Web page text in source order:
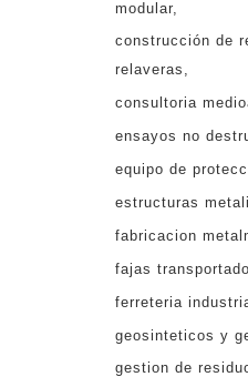
modular
construcción de
relaveras
consultoria
ensayos no
equipo de
estructuras
fabricacion
fajas
ferreteria
geosinteticos y
gestion de